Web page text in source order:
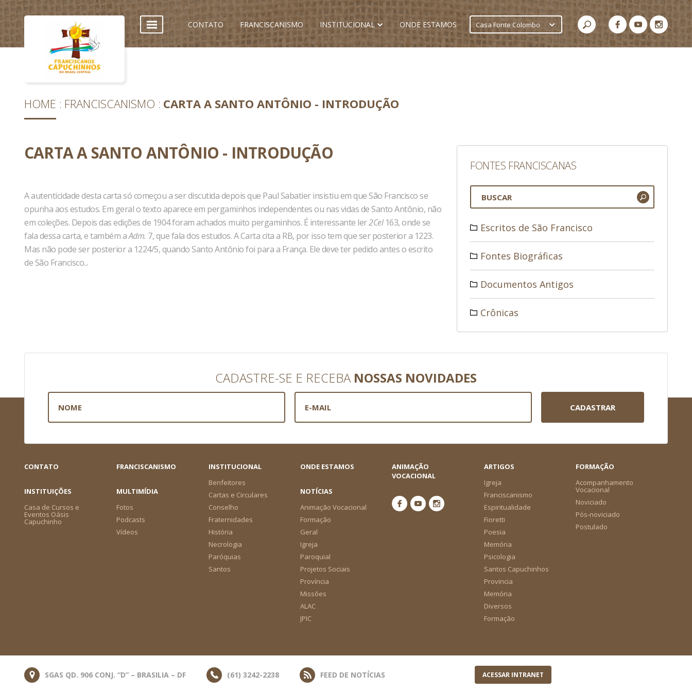
CONTATO FRANCISCANISMO INSTITUCIONAL ONDE ESTAMOS Casa Fonte Colombo
HOME FRANCISCANISMO CARTA A SANTO ANTÔNIO - INTRODUÇÃO
CARTA A SANTO ANTÔNIO - INTRODUÇÃO
A autenticidade desta carta só começou a ser discutida depois que Paul Sabatier insistiu em que São Francisco se
opunha aos estudos. Em geral o texto aparece em pergaminhos independentes ou nas vidas de Santo Antônio, não
em coleções. Depois das edições de 1904 foram achados muito pergaminhos. É interessante ler2Cel 163, onde se
fala dessa carta, e também aAdm. 7, que fala dos estudos. A Carta cita a RB, por isso tem que ser posterior a 1223.
Mas não pode ser posterior a 1224/5, quando Santo Antônio foi para a França. Ele deve ter pedido antes o escrito
de São Francisco...
FONTES FRANCISCANAS
Escritos de São Francisco
Fontes Biográficas
Documentos Antigos
Crônicas
CADASTRE-SE E RECEBA NOSSAS NOVIDADES
CADASTRAR
CONTATO FRANCISCANISMO
INSTITUCIONAL
Benfeitores
Cartas e Circulares
Conselho
Fraternidades
História
Necrologia
Paróquias
Santos
ONDE ESTAMOS
ANIMAÇÃO
VOCACIONAL
ARTIGOS
Igreja
Franciscanismo
Espiritualidade
Fioretti
Poesia
Memória
Psicologia
Santos Capuchinhos
Provincia
Memória
Diversos
Formação
FORMAÇÃO
Acompanhamento
Vocacional
Noviciado
Pós-noviciado
Postulado
INSTITUIÇÕES
Casa de Cursos e
Eventos Oásis
Capuchinho
MULTIMÍDIA
Fotos
Podcasts
Vídeos
NOTÍCIAS
Animação Vocacional
Formação
Geral
Igreja
Paroquial
Projetos Sociais
Província
Missões
ALAC
JPIC
SGAS QD. 906 CONJ. “D” – BRASILIA – DF (61) 3242-2238 FEED DE NOTÍCIAS ACESSAR INTRANET